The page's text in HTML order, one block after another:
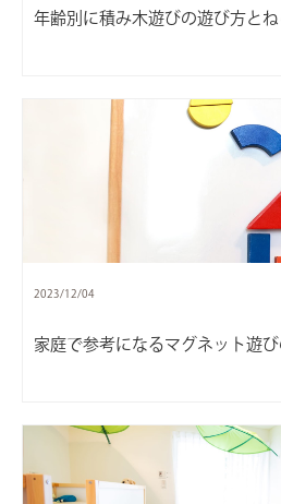
年齢別に積み木遊びの遊び方と
2023/12/04
家庭で参考になるマグネット遊